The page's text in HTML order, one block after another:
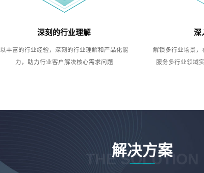
深刻的行业理解
以丰富的行业经验，深刻的行业理解和产品化能
力，助力行业客户解决核心需求问题
深
解锁多行业场景，
服务多行业领域
解决方案
THE SOLUTION